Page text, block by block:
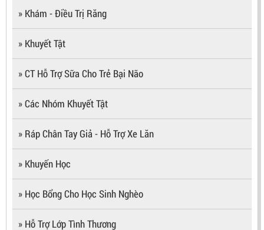
» Khám - Điều Trị Răng
» Khuyết Tật
» CT Hỗ Trợ Sữa Cho Trẻ Bại Não
» Các Nhóm Khuyết Tật
» Ráp Chân Tay Giả - Hỗ Trợ Xe Lăn
» Khuyến Học
» Học Bổng Cho Học Sinh Nghèo
» Hỗ Trợ Lớp Tình Thương